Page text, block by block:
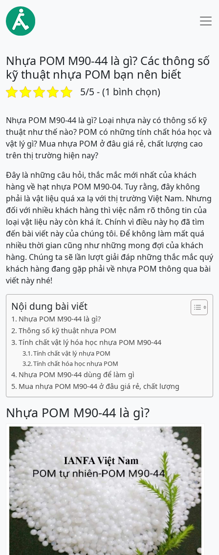
Nhựa POM M90-44 là gì? Các thông số
kỹ thuật nhựa POM bạn nên biết
5/5 - (1 bình chọn)
Nhựa POM M90-44 là gì? Loại nhựa này có thông số kỹ
thuật như thế nào? POM có những tính chất hóa học và
vật lý gì? Mua nhựa POM ở đâu giá rẻ, chất lượng cao
trên thị trường hiện nay?
Đây là những câu hỏi, thắc mắc mới nhất của khách
hàng về hạt nhựa POM M90-04. Tuy rằng, đây không
phải là vật liệu quá xa lạ với thị trường Việt Nam. Nhưng
đối với nhiều khách hàng thì việc nắm rõ thông tin của
loại vật liệu này còn khá ít. Chính vì điều này họ đã tìm
đến bài viết này của chúng tôi. Để không làm mất quá
nhiều thời gian cũng như những mong đợi của khách
hàng. Chúng ta sẽ lần lượt giải đáp những thắc mắc quý
khách hàng đang gặp phải về nhựa POM thông qua bài
viết này nhé!
Nội dung bài viết
Nhựa POM M90-44 là gì?
Thông số kỹ thuật nhựa POM
Tính chất vật lý hóa học nhựa POM M90-44
Tính chất vật lý nhựa POM
Tính chất hóa học nhựa POM
Nhựa POM M90-44 dùng để làm gì
Mua nhựa POM M90-44 ở đâu giá rẻ, chất lượng
Nhựa POM M90-44 là gì?